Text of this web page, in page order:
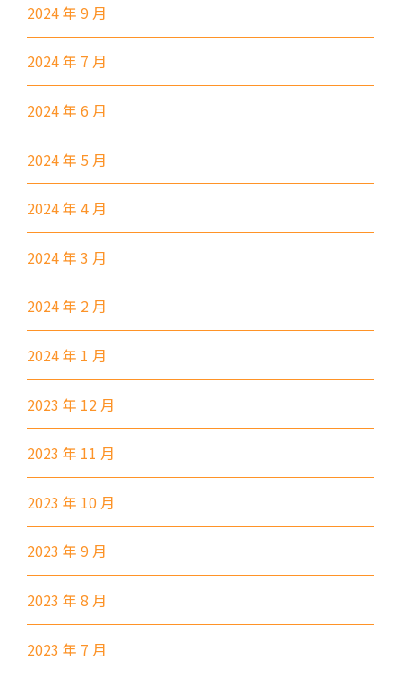
港鐵
巴士
77K, 268B, 268C, 268D, 276,
276P, 77K, 268P, 269D, 276C,
小巴
其他
保姆車1
水邊圍邨, 錦田市, 八鄉, 錦上路,
路, 錦綉花園, 米埔, 新田, 落馬
2024 年 9 月
2024 年 7 月
2024 年 6 月
2024 年 5 月
2024 年 4 月
2024 年 3 月
2024 年 2 月
2024 年 1 月
2023 年 12 月
2023 年 11 月
2023 年 10 月
2023 年 9 月
2023 年 8 月
2023 年 7 月